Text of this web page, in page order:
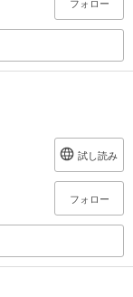
試し読み
フォロー